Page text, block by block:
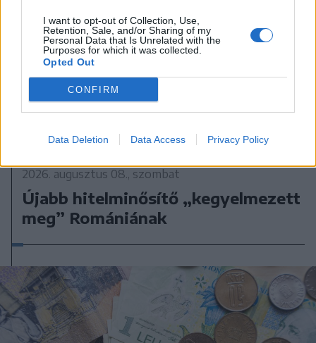
I want to opt-out of Collection, Use,
Retention, Sale, and/or Sharing of my
Personal Data that Is Unrelated with the
Purposes for which it was collected.
Opted Out
CONFIRM
Data Deletion Data Access Privacy Policy
2026. augusztus 08., szombat
Újabb hitelminősítő „kegyelmezett
meg” Romániának